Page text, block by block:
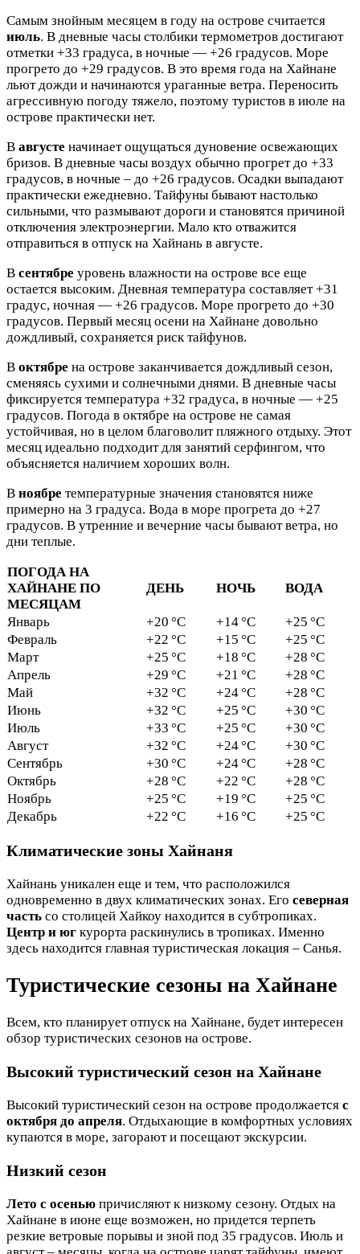
Самым знойным месяцем в году на острове считается
июль. В дневные часы столбики термометров достигают
отметки +33 градуса, в ночные — +26 градусов. Море
прогрето до +29 градусов. В это время года на Хайнане
льют дожди и начинаются ураганные ветра. Переносить
агрессивную погоду тяжело, поэтому туристов в июле на
острове практически нет.
В августе начинает ощущаться дуновение освежающих
бризов. В дневные часы воздух обычно прогрет до +33
градусов, в ночные – до +26 градусов. Осадки выпадают
практически ежедневно. Тайфуны бывают настолько
сильными, что размывают дороги и становятся причиной
отключения электроэнергии. Мало кто отважится
отправиться в отпуск на Хайнань в августе.
В сентябре уровень влажности на острове все еще
остается высоким. Дневная температура составляет +31
градус, ночная — +26 градусов. Море прогрето до +30
градусов. Первый месяц осени на Хайнане довольно
дождливый, сохраняется риск тайфунов.
В октябре на острове заканчивается дождливый сезон,
сменяясь сухими и солнечными днями. В дневные часы
фиксируется температура +32 градуса, в ночные — +25
градусов. Погода в октябре на острове не самая
устойчивая, но в целом благоволит пляжного отдыху. Этот
месяц идеально подходит для занятий серфингом, что
объясняется наличием хороших волн.
В ноябре температурные значения становятся ниже
примерно на 3 градуса. Вода в море прогрета до +27
градусов. В утренние и вечерние часы бывают ветра, но
дни теплые.
ПОГОДА НА
ХАЙНАНЕ ПО
МЕСЯЦАМ
ДЕНЬ НОЧЬ ВОДА
Январь +20 °C +14 °C
+25 °C
Февраль
+22 °C +15 °C
+25 °C
Март
+25 °C +18 °C
+28 °C
Апрель
+29 °C +21 °C
+28 °C
Май
+32 °C +24 °C
+28 °C
Июнь
+32 °C +25 °C
+30 °C
Июль
+33 °C +25 °C
+30 °C
Август
+32 °C +24 °C
+30 °C
Сентябрь
+30 °C +24 °C
+28 °C
Октябрь
+28 °C +22 °C
+28 °C
Ноябрь
+25 °C +19 °C
+25 °C
Декабрь
+22 °C +16 °C +25 °C
Климатические зоны Хайнаня
Хайнань уникален еще и тем, что расположился
одновременно в двух климатических зонах. Его северная
часть со столицей Хайкоу находится в субтропиках.
Центр и юг курорта раскинулись в тропиках. Именно
здесь находится главная туристическая локация – Санья.
Туристические сезоны на Хайнане
Всем, кто планирует отпуск на Хайнане, будет интересен
обзор туристических сезонов на острове.
Высокий туристический сезон на Хайнане
Высокий туристический сезон на острове продолжается с
октября до апреля. Отдыхающие в комфортных условиях
купаются в море, загорают и посещают экскурсии.
Низкий сезон
Лето с осенью причисляют к низкому сезону. Отдых на
Хайнане в июне еще возможен, но придется терпеть
резкие ветровые порывы и зной под 35 градусов. Июль и